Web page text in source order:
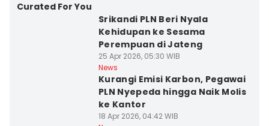
Curated For You
Srikandi PLN Beri Nyala
Kehidupan ke Sesama
Perempuan di Jateng
25 Apr 2026, 05:30 WIB
News
Kurangi Emisi Karbon, Pegawai
PLN Nyepeda hingga Naik Molis
ke Kantor
18 Apr 2026, 04:42 WIB